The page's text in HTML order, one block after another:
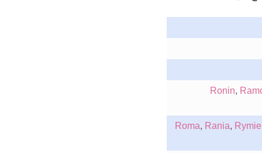
Ronin,
Roma, Rania, Rymie